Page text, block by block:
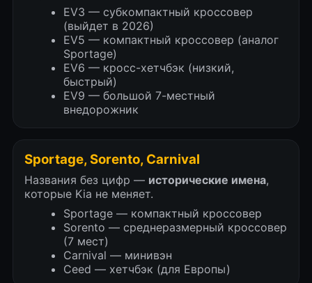
EV3 — субкомпактный кроссовер
(выйдет в 2026)
EV5 — компактный кроссовер (аналог
Sportage)
EV6 — кросс-хетчбэк (низкий,
быстрый)
EV9 — большой 7-местный
внедорожник
Sportage, Sorento, Carnival
Названия без цифр — исторические имена,
которые Kia не меняет.
Sportage — компактный кроссовер
Sorento — среднеразмерный кроссовер
(7 мест)
Carnival — минивэн
Ceed — хетчбэк (для Европы)
ВИДЕО ОТЗЫВЫ
ЗАКАЗЧИКОВ
Что о нас говорят клиенты. Наши